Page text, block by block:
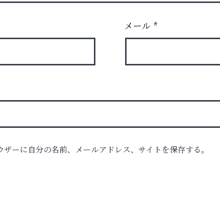
メール *
ーに自分の名前、メールアドレス、サイトを保存する。